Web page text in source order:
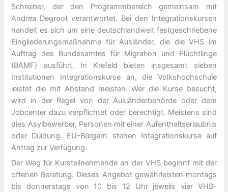
Schreiber, der den Programmbereich gemeinsam mit
Andrea Degroot verantwortet. Bei den Integrationskursen
handelt es sich um eine deutschlandweit festgeschriebene
Eingliederungsmaßnahme für Ausländer, die die VHS im
Auftrag des Bundesamtes für Migration und Flüchtlinge
(BAMF) ausführt. In Krefeld bieten insgesamt sieben
Institutionen Integrationskurse an, die Volkshochschule
leistet die mit Abstand meisten. Wer die Kurse besucht,
wird in der Regel von der Ausländerbehörde oder dem
Jobcenter dazu verpflichtet oder berechtigt. Meistens sind
dies Asylbewerber, Personen mit einer Aufenthaltserlaubnis
oder Duldung. EU-Bürgern stehen Integrationskurse auf
Antrag zur Verfügung.
Der Weg für Kursteilnehmende an der VHS beginnt mit der
offenen Beratung. Dieses Angebot gewährleisten montags
bis donnerstags von 10 bis 12 Uhr jeweils vier VHS-